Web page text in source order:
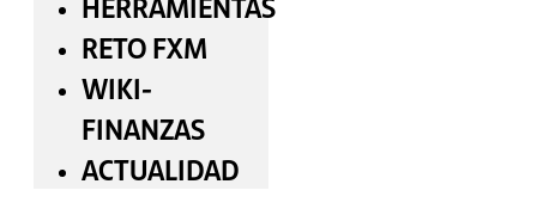
RETO FXM
WIKI-
FINANZAS
ACTUALIDAD